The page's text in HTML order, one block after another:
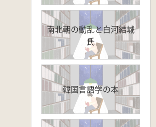
南北朝の動乱と白河結城
氏
韓国言語学の本